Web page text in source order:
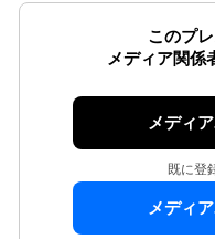
このプ
メディア関係
メディ
既に登
メディ